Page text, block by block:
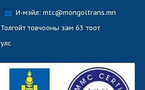
И-мэйл: mtc@mongoltrans.mn
товчооны зам 63 тоот